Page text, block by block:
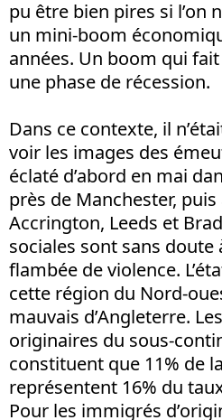
pu être bien pires si l’on
un mini-boom
années. Un boom qui
une phase de récession.
Dans ce contexte, il
voir les images des
éclaté d’abord en mai
près de Manchester, puis
Accrington, Leeds et
sociales sont sans doute
flambée de violence.
cette région du Nord-
mauvais d’Angleterre.
originaires du sous-
constituent que 11% de
représentent 16% du
Pour les immigrés